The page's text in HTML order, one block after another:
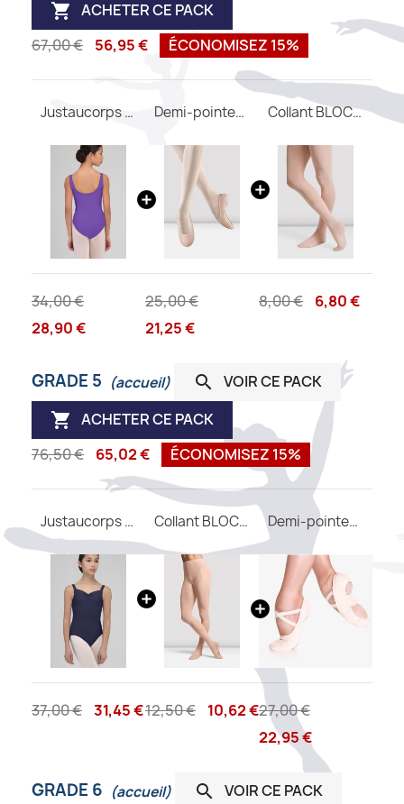
 ACHETER CE PACK
67,00 €
56,95 € ÉCONOMISEZ 15%
Justaucorps FAUSTINE WEAR MOI
34,00 €
28,90 €
Demi-pointes enfant BLOCH Belle
25,00 €
21,25 €
Collant BLOCH avec pieds T0981
8,00 € 6,80 €
GRADE 5 (accueil)  VOIR CE PACK
 ACHETER CE PACK
76,50 €
65,02 € ÉCONOMISEZ 15%
Justaucorps FAUSTINE WEAR MOI
37,00 € 31,45 €
Collant BLOCH convertible T0982
12,50 € 10,62 €
Demi-pointes SO DANCA SD16 B
27,00 €
22,95 €
GRADE 6 (accueil)  VOIR CE PACK